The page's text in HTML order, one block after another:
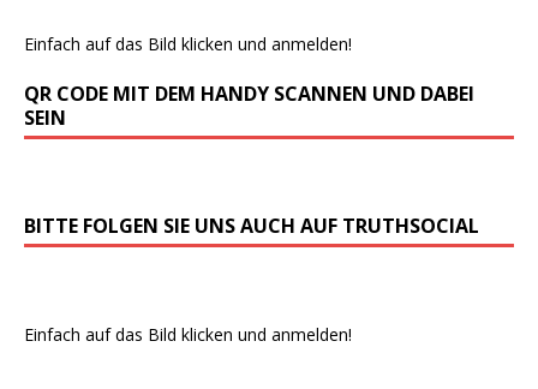
Einfach auf das Bild klicken und anmelden!
QR CODE MIT DEM HANDY SCANNEN UND DABEI
SEIN
BITTE FOLGEN SIE UNS AUCH AUF TRUTHSOCIAL
Einfach auf das Bild klicken und anmelden!